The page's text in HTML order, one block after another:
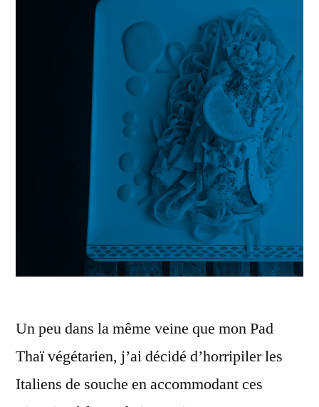
Croustillants
Un peu dans la même veine que mon Pad
Thaï végétarien, j’ai décidé d’horripiler les
Italiens de souche en accommodant ces